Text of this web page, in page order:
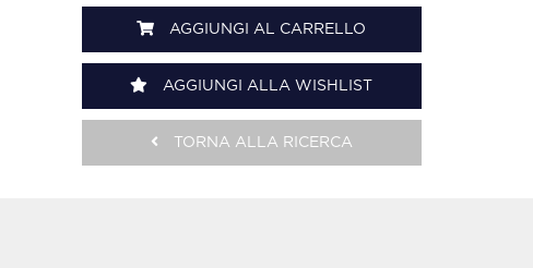
AGGIUNGI AL CARRELLO
AGGIUNGI ALLA WISHLIST
TORNA ALLA RICERCA